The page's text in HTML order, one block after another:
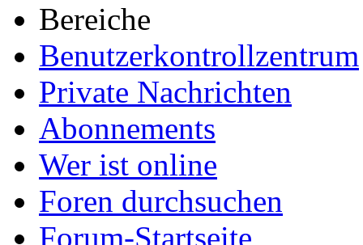
Bereiche
Benutzerkontrollzentrum
Private Nachrichten
Abonnements
Wer ist online
Foren durchsuchen
Forum-Startseite